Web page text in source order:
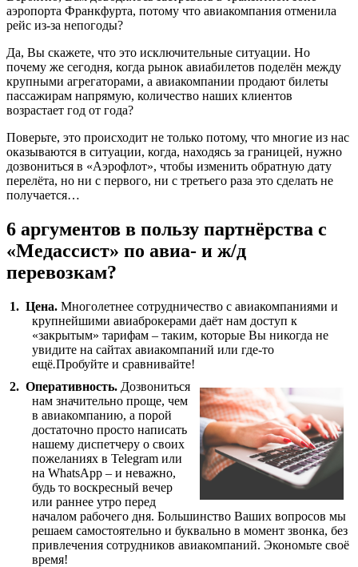
аэропорта Франкфурта, потому что авиакомпания отменила
рейс из-за непогоды?
Да, Вы скажете, что это исключительные ситуации. Но
почему же сегодня, когда рынок авиабилетов поделён между
крупными агрегаторами, а авиакомпании продают билеты
пассажирам напрямую, количество наших клиентов
возрастает год от года?
Поверьте, это происходит не только потому, что многие из нас
оказываются в ситуации, когда, находясь за границей, нужно
дозвониться в «Аэрофлот», чтобы изменить обратную дату
перелёта, но ни с первого, ни с третьего раза это сделать не
получается…
6 аргументов в пользу партнёрства с
«Медассист» по авиа- и ж/д
перевозкам?
Цена. Многолетнее сотрудничество с авиакомпаниями и
крупнейшими авиаброкерами даёт нам доступ к
«закрытым» тарифам – таким, которые Вы никогда не
увидите на сайтах авиакомпаний или где-то
ещё.Пробуйте и сравнивайте!
Оперативность. Дозвониться
нам значительно проще, чем
в авиакомпанию, а порой
достаточно просто написать
нашему диспетчеру о своих
пожеланиях в Telegram или
на WhatsApp – и неважно,
будь то воскресный вечер
или раннее утро перед
началом рабочего дня. Большинство Ваших вопросов мы
решаем самостоятельно и буквально в момент звонка, без
привлечения сотрудников авиакомпаний. Экономьте своё
время!